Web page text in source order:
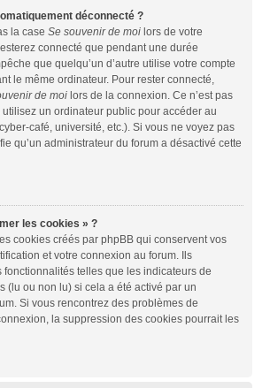
déconnecté ?
la case Se souvenir de moi lors de votre
connecté que pendant une durée
que quelqu’un d’autre utilise votre compte
le même ordinateur. Pour rester connecté,
de moi lors de la connexion. Ce n’est pas
un ordinateur public pour accéder au
café, université, etc.). Si vous ne voyez pas
qu’un administrateur du forum a désactivé cette
les cookies » ?
cookies créés par phpBB qui conservent vos
et votre connexion au forum. Ils
fonctionnalités telles que les indicateurs de
(lu ou non lu) si cela a été activé par un
Si vous rencontrez des problèmes de
la suppression des cookies pourrait les